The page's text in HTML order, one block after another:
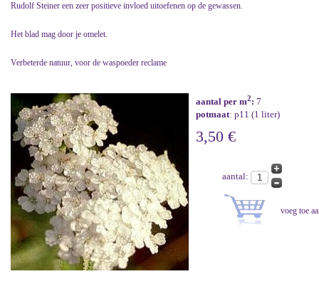
Rudolf Steiner een zeer positieve invloed uitoefenen op de gewassen.
Het blad mag door je omelet.
Verbeterde natuur, voor de waspoeder reclame
aantal per m2: 7
potmaat: p11 (1 liter)
3,50 €
aantal: